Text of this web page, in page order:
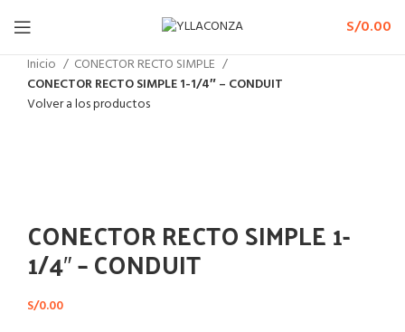
S/0.00
Inicio
CONECTOR RECTO SIMPLE
CONECTOR RECTO SIMPLE 1-1/4″ – CONDUIT
Volver a los productos
CONECTOR RECTO SIMPLE 1-
1/4″ – CONDUIT
S/0.00